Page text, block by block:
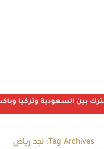
بين السعودية وتركيا
Tag Archives: نجد رياض